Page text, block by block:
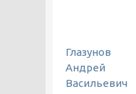
Глазунов
Андрей
Васильевич